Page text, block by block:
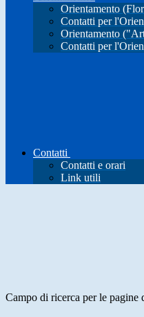
Orientamento
Contatti per
Orientamento
Contatti per
Contatti
Contatti e orari
Link utili
Campo di ricerca per le pagine